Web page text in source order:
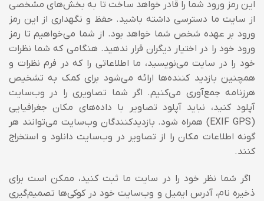
این رمز ورود شما را قادر خواهد ساخت تا به بخش‌های مشخصی
از سایت ما دسترسی داشته باشید. حفظ و نگهداری از این رمز
ورود بر عهده شخص شما خواهد بود. از شما می‌خواهیم تا رمز
ورود خود را در اختیار دیگران قرار ندهید. هنگامی که شما نظرات
خود را در سایت می‌نویسید، ما اطلاعاتی را که در فرم نظرات و
همچنین بازدید کننده‌ها ارائه می‌شود برای کمک به تشخیص
هرزنامه جمع‌آوری می‌کنیم. اگر شما تصاویری را در وب‌سایت
آپلود کنید، نباید آپلود تصاویر با داده‌های مکان جغرافیایی
(EXIF GPS) همراه شود. بازدیدکنندگان وب‌سایت می‌توانند هر
گونه اطلاعات مکان را از تصاویر در وب‌سایت دانلود و استخراج
کنند.
اگر شما نظر خود را در سایت ما ثبت کنید، ممکن است برای
ذخیره نام، آدرس ایمیل و وب‌سایت خود در کوکی‌ها تصمیم‌‌گیری